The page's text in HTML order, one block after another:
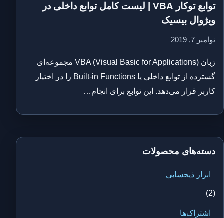
توابع توکار VBA | لیست کامل توابع داخلی در
ویژوال بیسیک
نوامبر 7, 2019
زبان VBA (Visual Basic for Applications) مجموعه‌ای
گسترده از توابع داخلی یا Built-in Functions را در اختیار
کاربر قرار می‌دهد. این توابع برای انجام…
دسته‌های محصولات
ابزار ذیحسابی
(2)
اشتراک‌ها